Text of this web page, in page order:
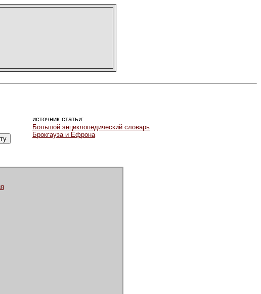
источник статьи:
Большой энциклопедический словарь
Брокгауза и Ефрона